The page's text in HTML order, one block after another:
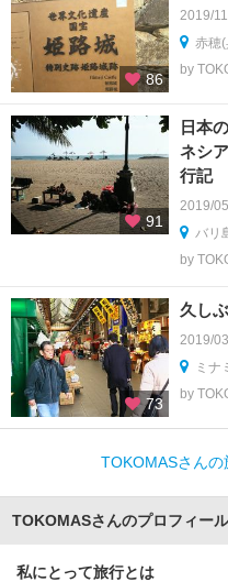
86
2019/
赤穂(
by
91
日本
ネシ
行記
2019/
バリ
by
73
久し
2019/
ミナ
by
TOKOMASさん
TOKOMASさんのプロフィール
私にとって旅行とは